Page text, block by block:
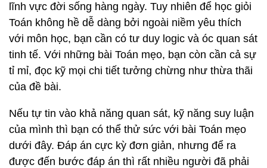
lĩnh vực đời sống hàng ngày. Tuy nhiên để học giỏi
Toán không hề dễ dàng bởi ngoài niềm yêu thích
với môn học, bạn cần có tư duy logic và óc quan sát
tinh tế. Với những bài Toán mẹo, bạn còn cần cả sự
tỉ mỉ, đọc kỹ mọi chi tiết tưởng chừng như thừa thãi
của đề bài.
Nếu tự tin vào khả năng quan sát, kỹ năng suy luận
của mình thì bạn có thể thử sức với bài Toán mẹo
dưới đây. Đáp án cực kỳ đơn giản, nhưng để ra
được đến bước đáp án thì rất nhiều người đã phải